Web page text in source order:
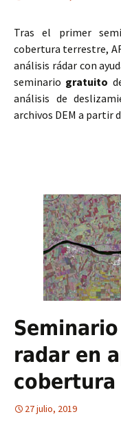
Tras el primer
cobertura terrestre,
análisis rádar con
seminario gratuito
análisis de
archivos DEM a partir
radar en
27 julio, 2019